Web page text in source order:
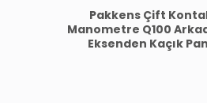
Pakkens Çift
Manometre Q100
Eksenden Kaçık